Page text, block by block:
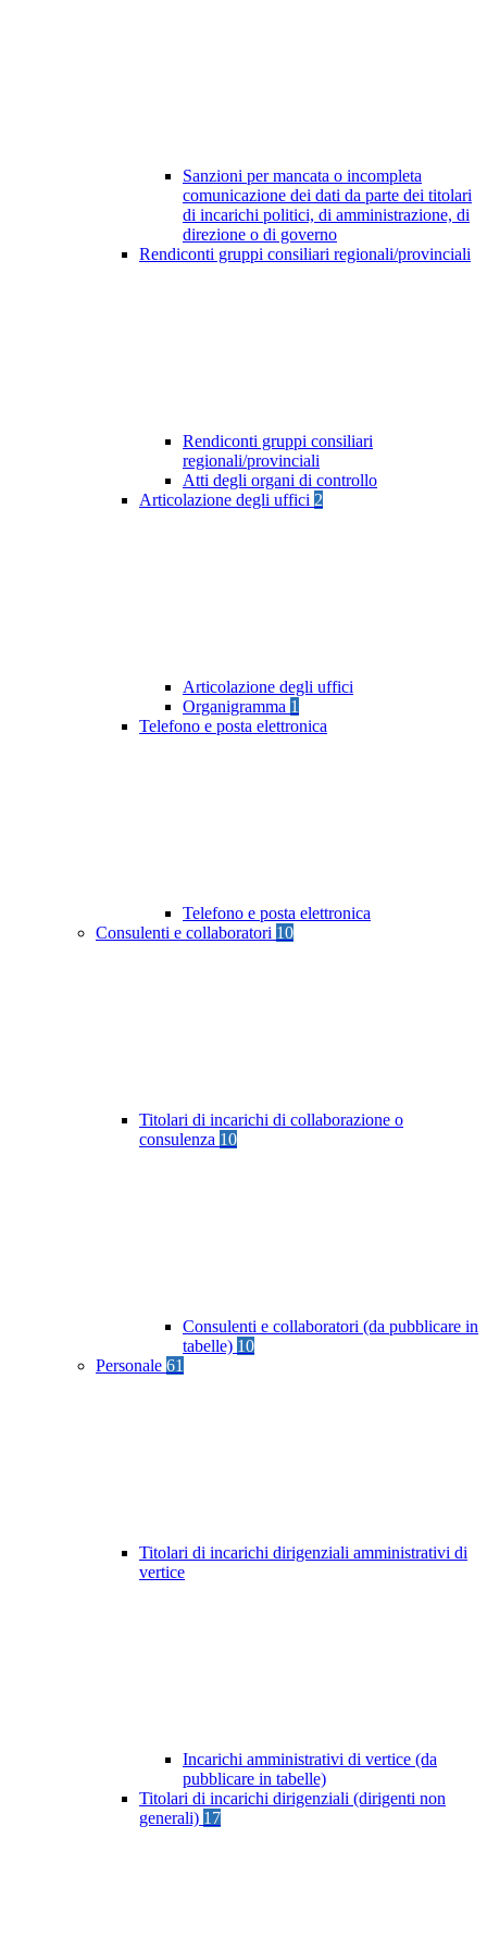
Sanzioni per mancata o incompleta
comunicazione dei dati da parte dei titolari
di incarichi politici, di amministrazione, di
direzione o di governo
Rendiconti gruppi consiliari regionali/provinciali
Rendiconti gruppi consiliari
regionali/provinciali
Atti degli organi di controllo
Articolazione degli uffici 2
Articolazione degli uffici
Organigramma 1
Telefono e posta elettronica
Telefono e posta elettronica
Consulenti e collaboratori 10
Titolari di incarichi di collaborazione o
consulenza 10
Consulenti e collaboratori (da pubblicare in
tabelle) 10
Personale 61
Titolari di incarichi dirigenziali amministrativi di
vertice
Incarichi amministrativi di vertice (da
pubblicare in tabelle)
Titolari di incarichi dirigenziali (dirigenti non
generali) 17